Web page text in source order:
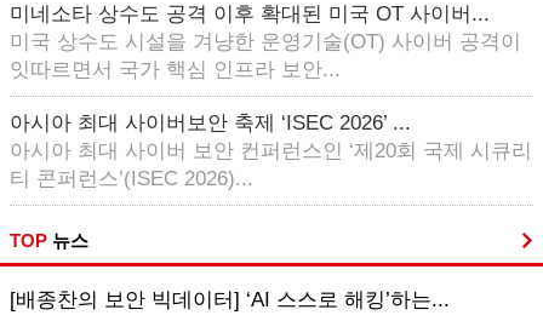
미네소타 상수도 공격 이후 확대된 미국 OT 사이버...
미국 상수도 시설을 겨냥한 운영기술(OT) 사이버 공격이
잇따르면서 국가 핵심 인프라 보안...
아시아 최대 사이버보안 축제 ‘ISEC 2026’ ...
아시아 최대 사이버 보안 컨퍼런스인 ‘제20회 국제 시큐리
티 콘퍼런스’(ISEC 2026)...
TOP 뉴스
[배종찬의 보안 빅데이터] ‘AI 스스로 해킹’하는...